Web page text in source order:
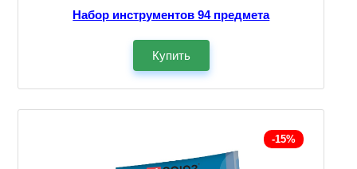
Набор инструментов 94 предмета
Купить
-15%